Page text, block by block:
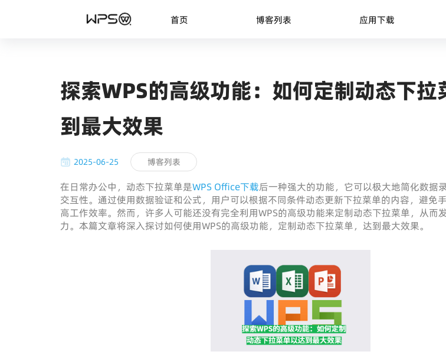
首页 博客列表 应用下载
探索WPS的高级功能：如何定制动态下拉
到最大效果
2025-06-25 博客列表
在日常办公中，动态下拉菜单是WPS Office下载后一种强大的功能，它可以极大地简化数据
交互性。通过使用数据验证和公式，用户可以根据不同条件动态更新下拉菜单的内容，避免
高工作效率。然而，许多人可能还没有完全利用WPS的高级功能来定制动态下拉菜单，从而
力。本篇文章将深入探讨如何使用WPS的高级功能，定制动态下拉菜单，达到最大效果。